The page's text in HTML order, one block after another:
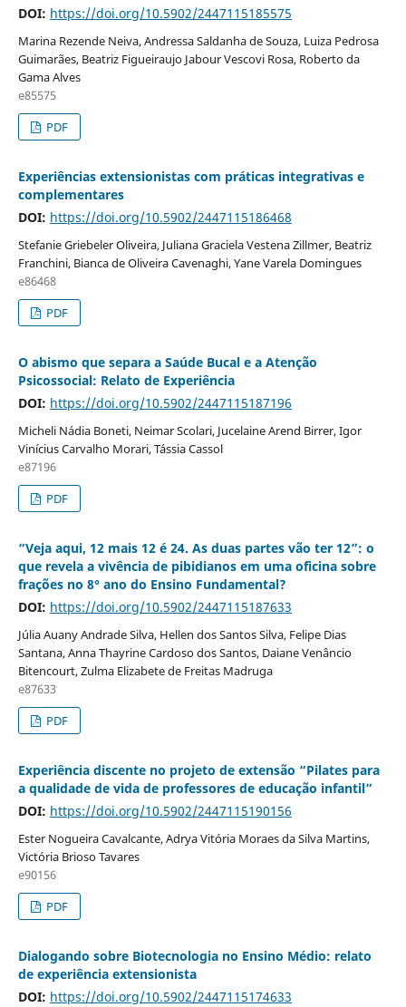
DOI: https://doi.org/10.5902/2447115185575
Marina Rezende Neiva, Andressa Saldanha de Souza, Luiza Pedrosa
Guimarães, Beatriz Figueiraujo Jabour Vescovi Rosa, Roberto da
Gama Alves
e85575
PDF
Experiências extensionistas com práticas integrativas e
complementares
DOI: https://doi.org/10.5902/2447115186468
Stefanie Griebeler Oliveira, Juliana Graciela Vestena Zillmer, Beatriz
Franchini, Bianca de Oliveira Cavenaghi, Yane Varela Domingues
e86468
PDF
O abismo que separa a Saúde Bucal e a Atenção
Psicossocial: Relato de Experiência
DOI: https://doi.org/10.5902/2447115187196
Micheli Nádia Boneti, Neimar Scolari, Jucelaine Arend Birrer, Igor
Vinícius Carvalho Morari, Tássia Cassol
e87196
PDF
“Veja aqui, 12 mais 12 é 24. As duas partes vão ter 12”: o
que revela a vivência de pibidianos em uma oficina sobre
frações no 8° ano do Ensino Fundamental?
DOI: https://doi.org/10.5902/2447115187633
Júlia Auany Andrade Silva, Hellen dos Santos Silva, Felipe Dias
Santana, Anna Thayrine Cardoso dos Santos, Daiane Venâncio
Bitencourt, Zulma Elizabete de Freitas Madruga
e87633
PDF
Experiência discente no projeto de extensão “Pilates para
a qualidade de vida de professores de educação infantil”
DOI: https://doi.org/10.5902/2447115190156
Ester Nogueira Cavalcante, Adrya Vitória Moraes da Silva Martins,
Victória Brioso Tavares
e90156
PDF
Dialogando sobre Biotecnologia no Ensino Médio: relato
de experiência extensionista
DOI: https://doi.org/10.5902/2447115174633